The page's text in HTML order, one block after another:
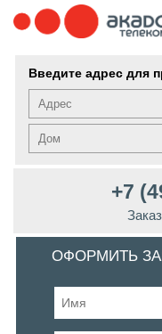
Введите адрес для
+7
ОФОРМИТЬ